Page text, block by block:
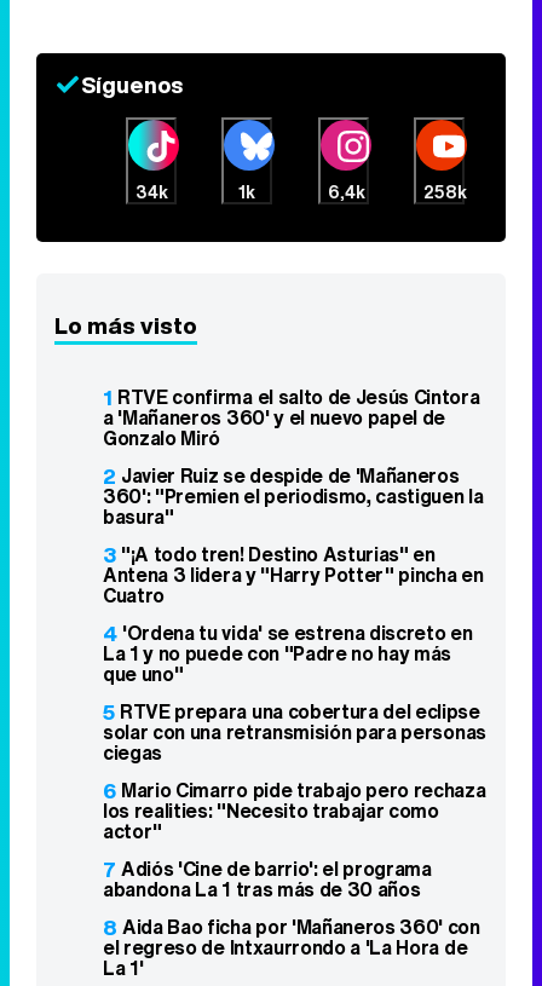
Síguenos
34k 1k 6,4k 258k
Lo más visto
1 RTVE confirma el salto de Jesús Cintora
a 'Mañaneros 360' y el nuevo papel de
Gonzalo Miró
2 Javier Ruiz se despide de 'Mañaneros
360': "Premien el periodismo, castiguen la
basura"
3 "¡A todo tren! Destino Asturias" en
Antena 3 lidera y "Harry Potter" pincha en
Cuatro
4 'Ordena tu vida' se estrena discreto en
La 1 y no puede con "Padre no hay más
que uno"
5 RTVE prepara una cobertura del eclipse
solar con una retransmisión para personas
ciegas
6 Mario Cimarro pide trabajo pero rechaza
los realities: "Necesito trabajar como
actor"
7 Adiós 'Cine de barrio': el programa
abandona La 1 tras más de 30 años
8 Aida Bao ficha por 'Mañaneros 360' con
el regreso de Intxaurrondo a 'La Hora de
La 1'